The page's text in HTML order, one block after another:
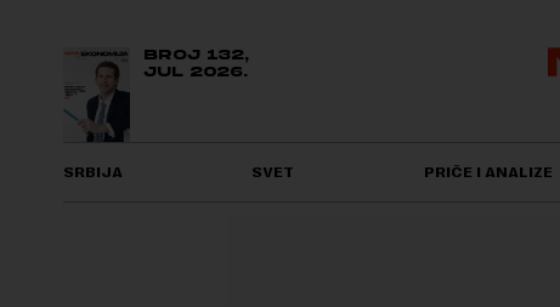
BROJ 132,
JUL 2026.
SRBIJA SVET PRIČE I ANALIZE